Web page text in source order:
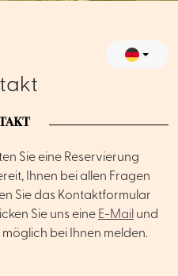
Sie eine Reservierung
Ihnen bei allen Fragen
Sie das Kontaktformular
Sie uns eine E-Mail und
bei Ihnen melden.